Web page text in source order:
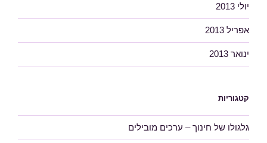
יולי 2013
אפריל 2013
ינואר 2013
קטגוריות
גלגולו של חינוך – ערכים מובילים